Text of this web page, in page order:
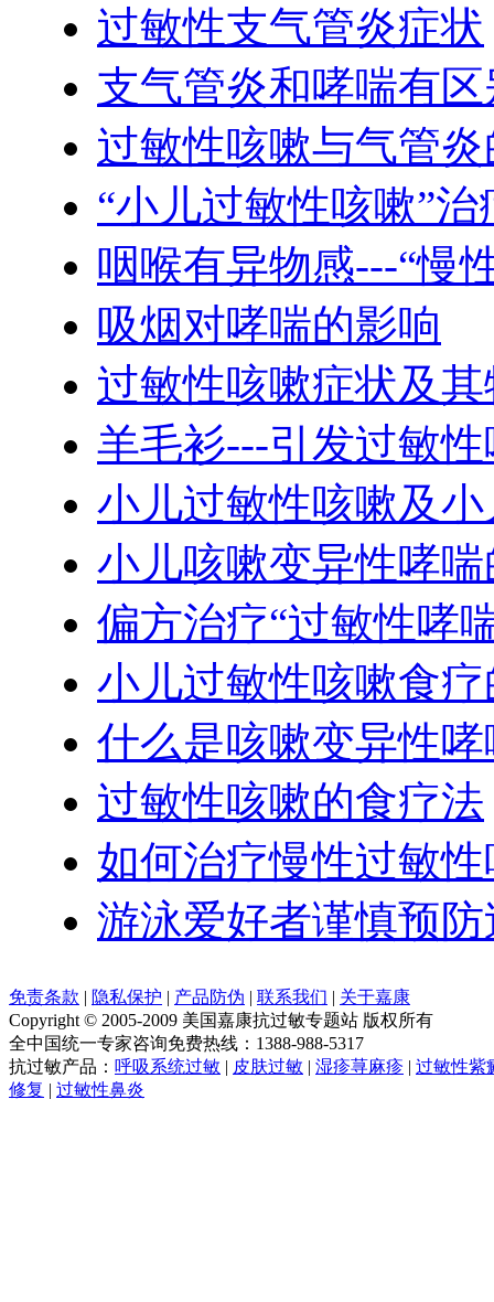
过敏性支气管炎症状
支气管炎和哮喘有
过敏性咳嗽与气管
“小儿过敏性咳嗽”
咽喉有异物感---“慢
吸烟对哮喘的影响
过敏性咳嗽症状及
羊毛衫---引发过敏
小儿过敏性咳嗽及
小儿咳嗽变异性哮
偏方治疗“过敏性哮
小儿过敏性咳嗽食
什么是咳嗽变异性
过敏性咳嗽的食疗法
如何治疗慢性过敏
游泳爱好者谨慎预
免责条款 | 隐私保护 | 产品防伪 | 联系我们 | 关于嘉康
Copyright © 2005-2009 美国嘉康抗过敏专题站 版权所有
全中国统一专家咨询免费热线：1388-988-5317
抗过敏产品： 呼吸系统过敏 | 皮肤过敏 | 湿疹荨麻疹 | 过敏性紫
修复 | 过敏性鼻炎